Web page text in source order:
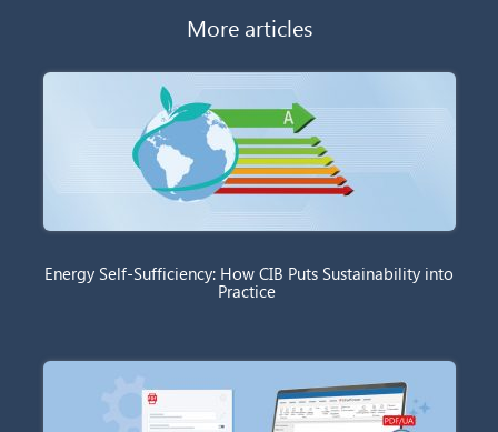
More articles
Energy Self-Sufficiency: How CIB Puts Sustainability into
Practice